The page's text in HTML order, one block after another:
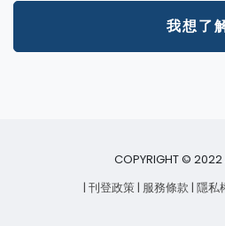
我想了
COPYRIGHT ©
| 刊登政策 | 服務條款 | 隱私